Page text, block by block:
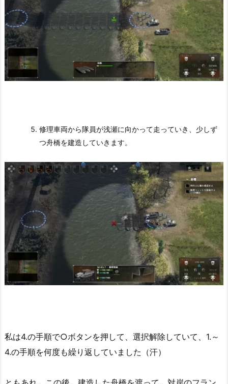
修理車両から隊員が浅瀬に向かって走っていき、少しず
つ舟橋を建造していきます。
私は4.の手順で○ボタンを押して、選択解除していて、1.～
4.の手順を何度も繰り返していました（汗）